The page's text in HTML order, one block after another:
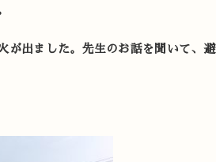
が出ました。先生のお話を聞いて、避